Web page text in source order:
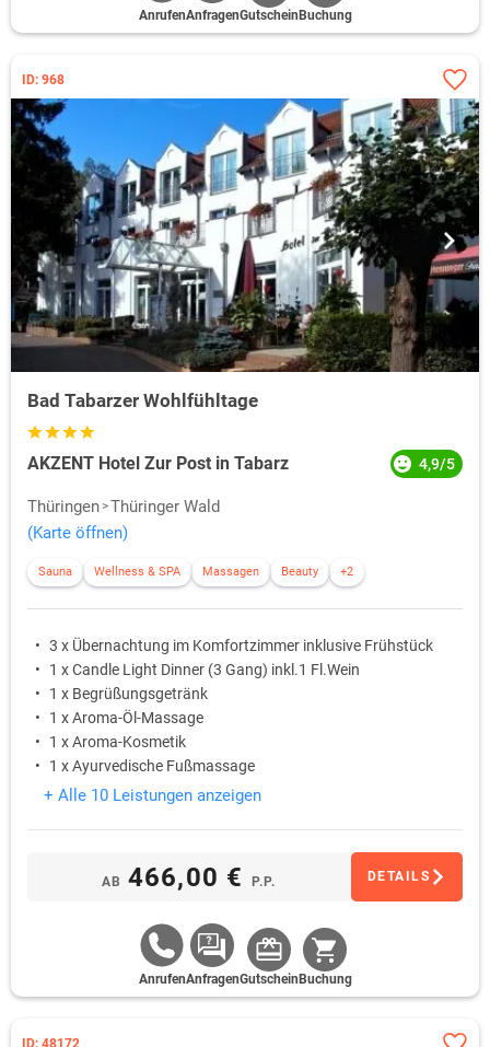
AnrufenAnfragenGutschein Buchung
ID: 968
Bad Tabarzer Wohlfühltage
AKZENT Hotel Zur Post in Tabarz 4,9/5
Thüringen Thüringer Wald
(Karte öffnen)
Sauna Wellness & SPA Massagen Beauty +2
3 x Übernachtung im Komfortzimmer inklusive Frühstück
1 x Candle Light Dinner (3 Gang) inkl.1 Fl.Wein
1 x Begrüßungsgetränk
1 x Aroma-Öl-Massage
1 x Aroma-Kosmetik
1 x Ayurvedische Fußmassage
+ Alle 10 Leistungen anzeigen
AB 466,00 € P.P. DETAILS
AnrufenAnfragenGutschein Buchung
ID: 48172